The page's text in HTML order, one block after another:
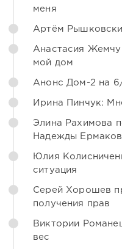
меня
Артём
Анастасия
мой дом
Анонс Дом-2 на
Ирина Пинчук:
Элина Рахимова
Надежды
Юлия
ситуация
Серей Хорошев
получения прав
Виктории
вес